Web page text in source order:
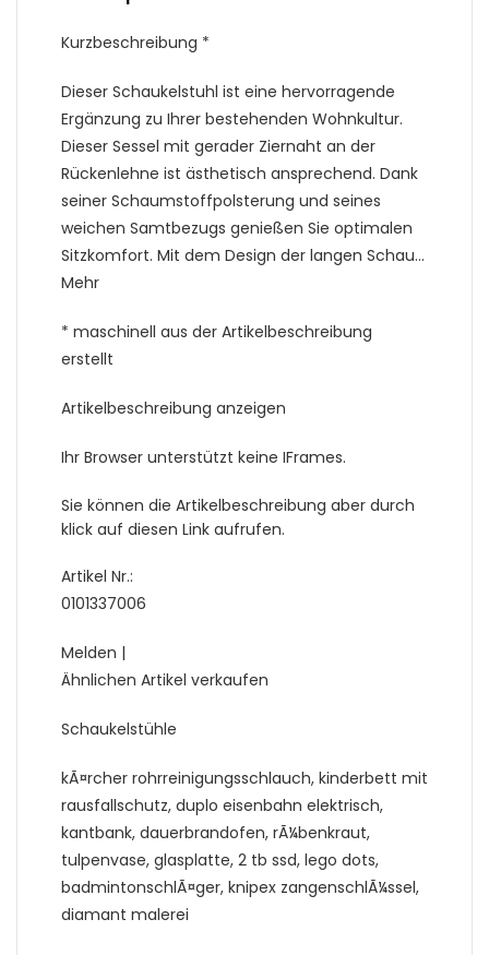
Kurzbeschreibung *
Dieser Schaukelstuhl ist eine hervorragende
Ergänzung zu Ihrer bestehenden Wohnkultur.
Dieser Sessel mit gerader Ziernaht an der
Rückenlehne ist ästhetisch ansprechend. Dank
seiner Schaumstoffpolsterung und seines
weichen Samtbezugs genießen Sie optimalen
Sitzkomfort. Mit dem Design der langen Schau…
Mehr
* maschinell aus der Artikelbeschreibung
erstellt
Artikelbeschreibung anzeigen
Ihr Browser unterstützt keine IFrames.
Sie können die Artikelbeschreibung aber durch
klick auf diesen Link aufrufen.
Artikel Nr.:
0101337006
Melden |
Ähnlichen Artikel verkaufen
Schaukelstühle
kÃ¤rcher rohrreinigungsschlauch, kinderbett mit
rausfallschutz, duplo eisenbahn elektrisch,
kantbank, dauerbrandofen, rÃ¼benkraut,
tulpenvase, glasplatte, 2 tb ssd, lego dots,
badmintonschlÃ¤ger, knipex zangenschlÃ¼ssel,
diamant malerei